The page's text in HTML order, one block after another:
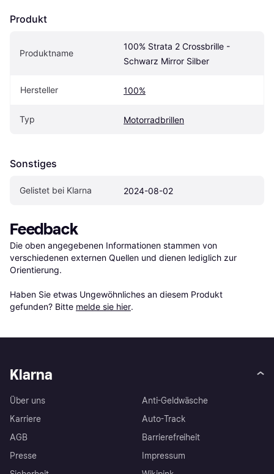
Produkt
Produktname
100% Strata 2 Crossbrille -
Schwarz Mirror Silber
Hersteller 100%
Typ Motorradbrillen
Sonstiges
Gelistet bei Klarna 2024-08-02
Feedback
Die oben angegebenen Informationen stammen von
verschiedenen externen Quellen und dienen lediglich zur
Orientierung.
Haben Sie etwas Ungewöhnliches an diesem Produkt
gefunden? Bitte melde sie hier.
Klarna
Über uns
Karriere
AGB
Presse
Anti-Geldwäsche
Auto-Track
Barrierefreiheit
Impressum